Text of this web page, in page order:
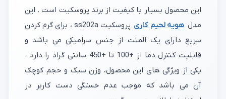
این محصول بسیار با کیفیت از برند پروسکیت است . این
مدل هویه لحیم کاری
پروسکیت ss202a ، برای گرم کردن
سریع دارای یک المنت از جنس سرامیکی می باشد و
قابلیت کنترل دما از +100 تا +450 سانتی گراد را دارد .
یکی از ویژگی های این محصول، وزن سبک و حجم کوچک
آن می باشد که موجب عدم خستگی دست کاربر در